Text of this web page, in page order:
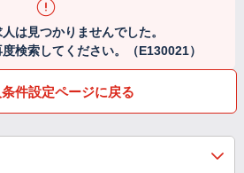
は見つかりませんでした。
検索してください。（E130021）
件設定ページに戻る